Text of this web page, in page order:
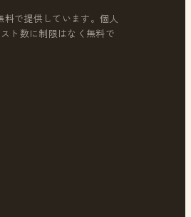
料で提供しています。個人
ト数に制限はなく無料で